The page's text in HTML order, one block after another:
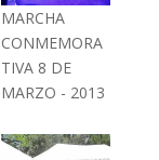
MARCHA
CONMEMORA
TIVA 8 DE
MARZO - 2013